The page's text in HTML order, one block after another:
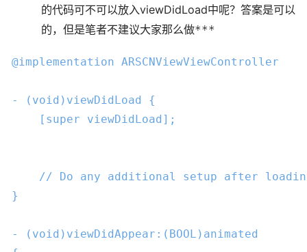
的代码可不可以放入viewDidLoad中呢？答案是可以
的，但是笔者不建议大家那么做***
@implementation ARSCNViewViewController
- ( void )viewDidLoad {
    [
super viewDidLoad];
// Do any additional setup after
}
- ( void )viewDidAppear:( BOOL )animated